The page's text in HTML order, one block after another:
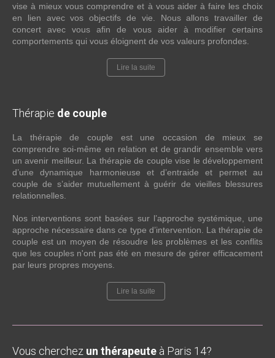
vise à mieux vous comprendre et à vous aider à faire les choix
en lien avec vos objectifs de vie. Nous allons travailler de
concert avec vous afin de vous aider à modifier certains
comportements qui vous éloignent de vos valeurs profondes.
Lire la suite
Thérapie de couple
La thérapie de couple est une occasion de mieux se
comprendre soi-même en relation et de grandir ensemble vers
un avenir meilleur. La thérapie de couple vise le développement
d’une dynamique harmonieuse et d’entraide et permet au
couple de s’aider mutuellement à guérir de vieilles blessures
relationnelles.
Nos interventions sont basées sur l’approche systémique, une
approche nécessaire dans ce type d’intervention. La thérapie de
couple est un moyen de résoudre les problèmes et les conflits
que les couples n'ont pas été en mesure de gérer efficacement
par leurs propres moyens.
Lire la suite
Vous cherchez un thérapeute à Paris 14?